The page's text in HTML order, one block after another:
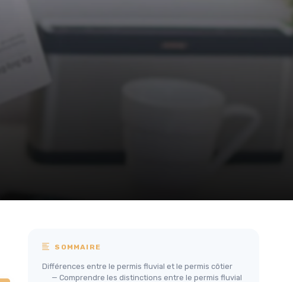
SOMMAIRE
Différences entre le permis fluvial et le permis côtier
— Comprendre les distinctions entre le permis fluvial